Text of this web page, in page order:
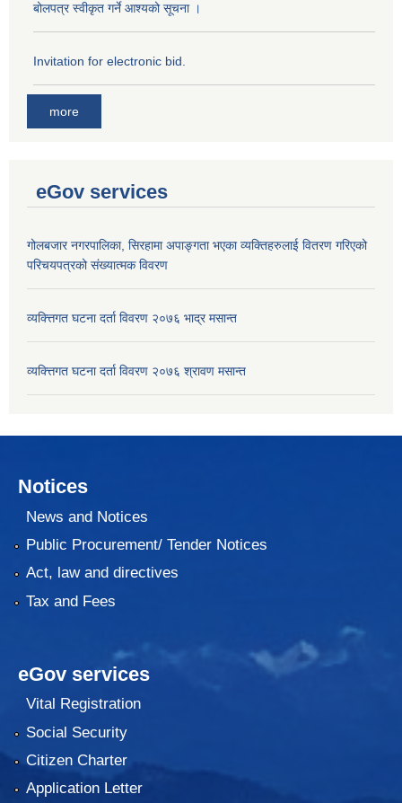
बोलपत्र स्वीकृत गर्ने आश्यको सूचना ।
Invitation for electronic bid.
more
eGov services
गोलबजार नगरपालिका, सिरहामा अपाङ्गता भएका व्यक्तिहरुलाई वितरण गरिएको
परिचयपत्रको संख्यात्मक विवरण
व्यक्त्तिगत घटना दर्ता विवरण २०७६ भाद्र मसान्त
व्यक्त्तिगत घटना दर्ता विवरण २०७६ श्रावण मसान्त
Notices
News and Notices
Public Procurement/ Tender Notices
Act, law and directives
Tax and Fees
eGov services
Vital Registration
Social Security
Citizen Charter
Application Letter